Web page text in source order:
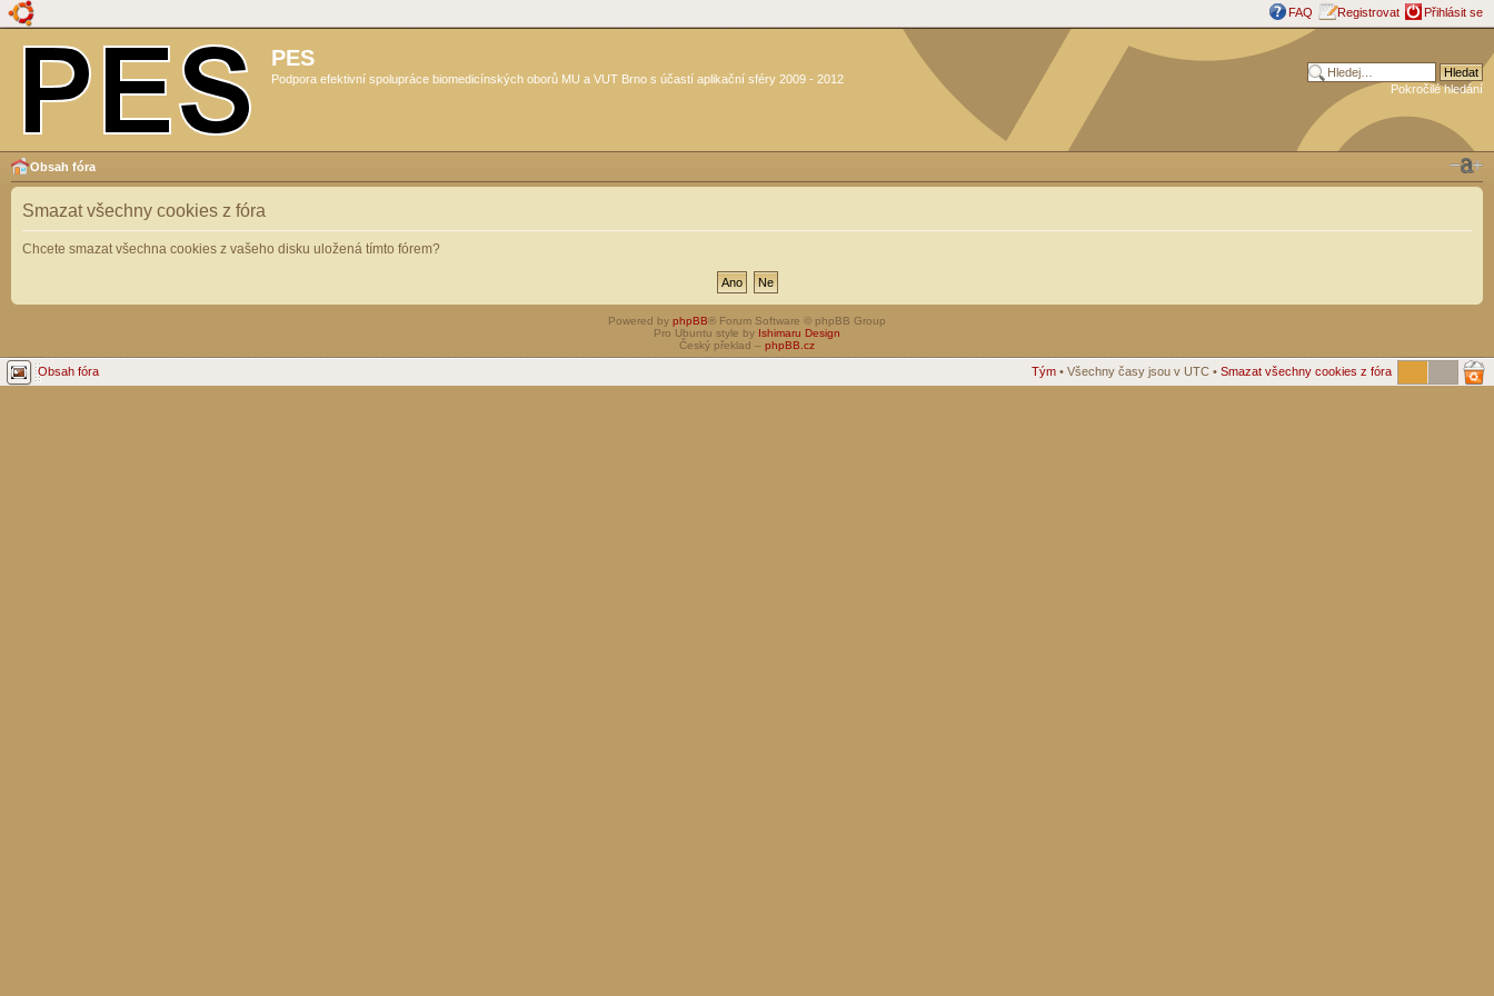
FAQ Registrovat Přihlásit se
PES
Podpora efektivní spolupráce biomedicínských oborů MU a VUT Brno s účastí aplikační sféry 2009 - 2012
Pokročilé hledání
Obsah fóra
Smazat všechny cookies z fóra
Chcete smazat všechna cookies z vašeho disku uložená tímto fórem?
Powered by phpBB® Forum Software © phpBB Group
Pro Ubuntu style by Ishimaru Design
Český překlad – phpBB.cz
Obsah fóra Tým • Všechny časy jsou v UTC • Smazat všechny cookies z fóra